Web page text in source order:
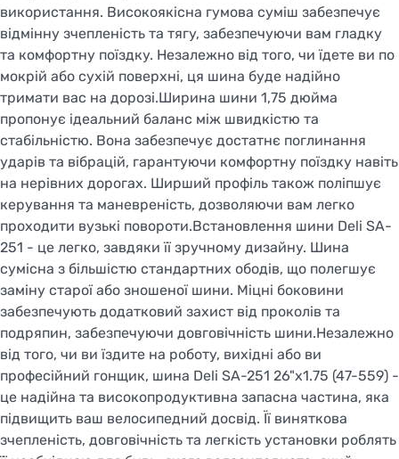
використання. Високоякісна гумова суміш забезпечує
відмінну зчепленість та тягу, забезпечуючи вам гладку
та комфортну поїздку. Незалежно від того, чи їдете ви по
мокрій або сухій поверхні, ця шина буде надійно
тримати вас на дорозі.Ширина шини 1,75 дюйма
пропонує ідеальний баланс між швидкістю та
стабільністю. Вона забезпечує достатнє поглинання
ударів та вібрацій, гарантуючи комфортну поїздку навіть
на нерівних дорогах. Ширший профіль також поліпшує
керування та маневреність, дозволяючи вам легко
проходити вузькі повороти.Встановлення шини Deli SA-
251 - це легко, завдяки її зручному дизайну. Шина
сумісна з більшістю стандартних ободів, що полегшує
заміну старої або зношеної шини. Міцні боковини
забезпечують додатковий захист від проколів та
подряпин, забезпечуючи довговічність шини.Незалежно
від того, чи ви їздите на роботу, вихідні або ви
професійний гонщик, шина Deli SA-251 26"x1.75 (47-559) -
це надійна та високопродуктивна запасна частина, яка
підвищить ваш велосипедний досвід. Її виняткова
зчепленість, довговічність та легкість установки роблять